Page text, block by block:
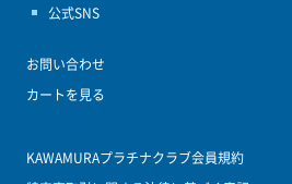
公式SNS
お問い合わせ
カートを見る
KAWAMURAプラチナクラブ会員規約